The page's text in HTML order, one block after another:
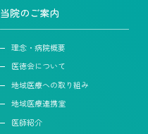
当院のご案内
理念・病院概要
医徳会について
地域医療への取り組み
地域医療連携室
医師紹介